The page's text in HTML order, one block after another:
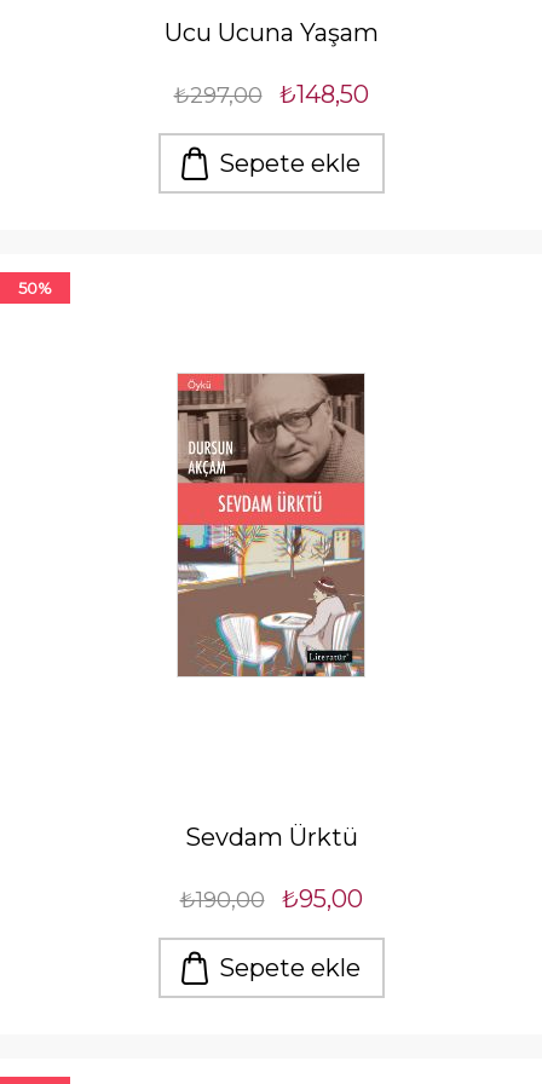
Ucu Ucuna Yaşam
₺297,00 ₺148,50
Sepete ekle
50%
Sevdam Ürktü
₺190,00 ₺95,00
Sepete ekle